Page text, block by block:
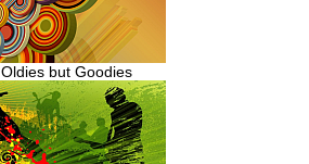
Oldies but Goodies